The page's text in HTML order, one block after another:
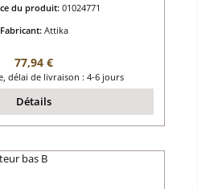
du produit: 01024771
Fabricant: Attika
Prix régulier :
77,94 €
délai de livraison : 4-6 jours
Détails